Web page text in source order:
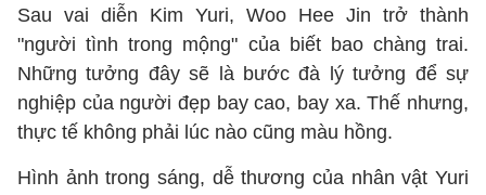
Sau vai diễn Kim Yuri, Woo Hee Jin trở thành
"người tình trong mộng" của biết bao chàng trai.
Những tưởng đây sẽ là bước đà lý tưởng để sự
nghiệp của người đẹp bay cao, bay xa. Thế nhưng,
thực tế không phải lúc nào cũng màu hồng.
Hình ảnh trong sáng, dễ thương của nhân vật Yuri